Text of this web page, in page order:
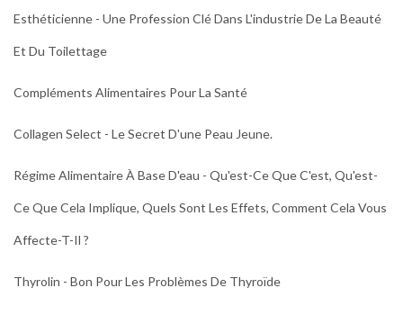
Esthéticienne - Une Profession Clé Dans L'industrie De La Beauté
Et Du Toilettage
Compléments Alimentaires Pour La Santé
Collagen Select - Le Secret D'une Peau Jeune.
Régime Alimentaire À Base D'eau - Qu'est-Ce Que C'est, Qu'est-
Ce Que Cela Implique, Quels Sont Les Effets, Comment Cela Vous
Affecte-T-Il ?
Thyrolin - Bon Pour Les Problèmes De Thyroïde